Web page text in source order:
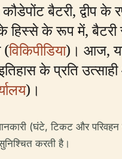
बैटरी, द्वीप के
के रूप में, बैटरी
(विकिपीडिया)। आज,
के प्रति
)।
जानकारी (घंटे, टिकट और
करती है।